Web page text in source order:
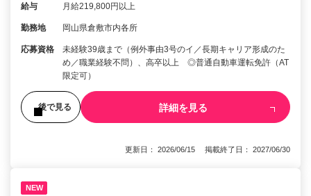
給与 月給219,800円以上
勤務地 岡山県倉敷市内各所
応募資格
未経験39歳まで（例外事由3号のイ／長期キャリア形成のた
め／職業経験不問）、高卒以上 ◎普通自動車運転免許（AT
限定可）
後で見る 詳細を見る
更新日： 2026/06/15 掲載終了日： 2027/06/30
NEW